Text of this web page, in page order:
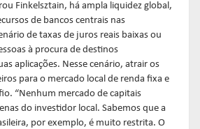
Finkelsztain, há ampla liquidez global,
de bancos centrais nas
de taxas de juros reais baixas ou
à procura de destinos
aplicações. Nesse cenário, atrair os
para o mercado local de renda fixa e
“Nenhum mercado de capitais
do investidor local. Sabemos que a
por exemplo, é muito restrita. O